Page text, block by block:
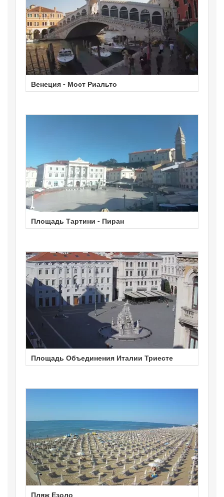
Венеция - Мост Риальто
Площадь Тартини - Пиран
Площадь Объединения Италии Триесте
Пляж Езоло